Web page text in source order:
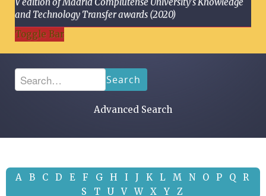
and Technology Transfer awards (2020)
Toggle Bar
Search
Advanced Search
A B C D E F G H I J K L M N O P Q
R
S
T U V W X Y Z